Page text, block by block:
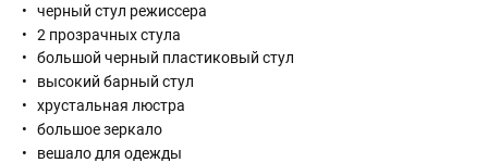
черный стул режиссера
2 прозрачных стула
большой черный пластиковый стул
высокий барный стул
хрустальная люстра
большое зеркало
вешало для одежды